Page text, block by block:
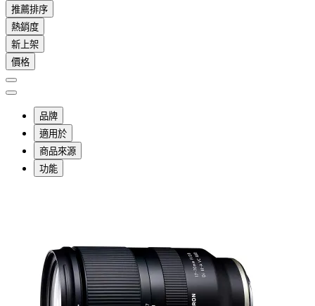
推薦排序
熱銷度
新上架
價格
品牌
適用於
商品來源
功能